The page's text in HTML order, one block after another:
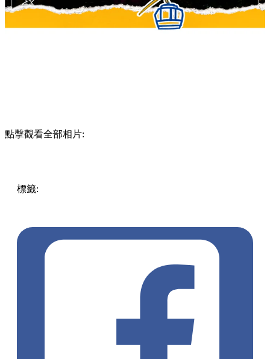
點擊觀看全部相片:
標籤: